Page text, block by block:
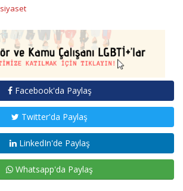
siyaset
Facebook'da Paylaş
Twitter'da Paylaş
LinkedIn'de Paylaş
Whatsapp'da Paylaş